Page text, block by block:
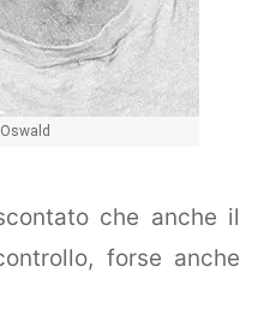
che anche il
forse anche